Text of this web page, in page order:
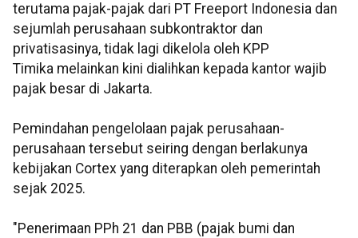
terutama pajak-pajak dari PT Freeport Indonesia dan
sejumlah perusahaan subkontraktor dan
privatisasinya, tidak lagi dikelola oleh KPP
Timika melainkan kini dialihkan kepada kantor wajib
pajak besar di Jakarta.
Pemindahan pengelolaan pajak perusahaan-
perusahaan tersebut seiring dengan berlakunya
kebijakan Cortex yang diterapkan oleh pemerintah
sejak 2025.
"Penerimaan PPh 21 dan PBB (pajak bumi dan